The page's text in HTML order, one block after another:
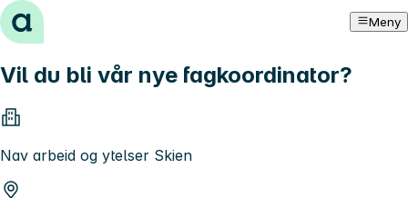
Hopp til innhold Meny
Vil du bli vår nye fagkoordinator?
Nav arbeid og ytelser Skien